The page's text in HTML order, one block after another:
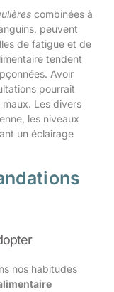
combinées à
peuvent
de fatigue et de
tendent
Avoir
pourrait
Les divers
les niveaux
un éclairage
nos habitudes